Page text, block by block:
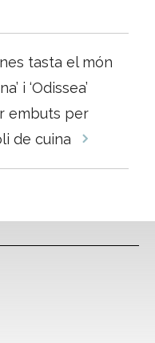
tasta el món
i ‘Odissea’
embuts per
de cuina